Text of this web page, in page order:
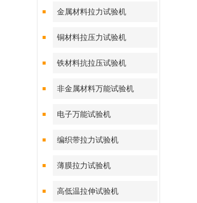
金属材料拉力试验机
铜材料拉压力试验机
铁材料抗拉压试验机
非金属材料万能试验机
电子万能试验机
编织带拉力试验机
薄膜拉力试验机
高低温拉伸试验机